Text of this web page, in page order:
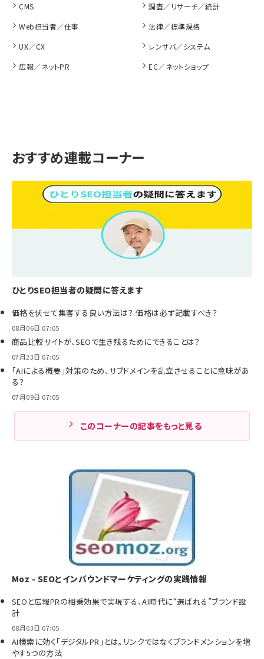
CMS
調査／リサーチ／統計
Web担当者／仕事
法律／標準規格
UX／CX
レンサバ／システム
広報／ネットPR
EC／ネットショップ
おすすめ連載コーナー
ひとりSEO担当者の疑問に答えます
価格を伏せて集客する良い方法は？ 価格は必ず記載すべき？
08月06日 07:05
商品比較サイトが、SEOで生き残るためにできることは？
07月23日 07:05
「AIによる概要」対策のため、サブドメインを乱立させることに意味があ
る？
07月09日 07:05
このコーナーの記事をもっと見る
Moz - SEOとインバウンドマーケティングの実践情報
SEOと広報PRの相乗効果で実現する、AI時代に“選ばれる”ブランド設
計
08月03日 07:05
AI検索に効く「デジタルPR」とは。リンクではなくブランドメンションを増
やす5つの方法